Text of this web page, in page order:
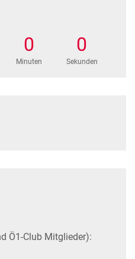
0
Minuten
0
Sekunden
Ö1-Club Mitglieder):